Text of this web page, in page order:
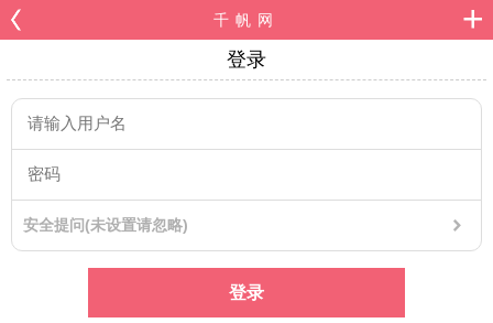
千帆网
登录
安全提问(未设置请忽略)
登录